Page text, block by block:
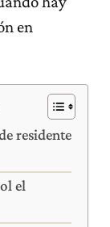
en
residente
el